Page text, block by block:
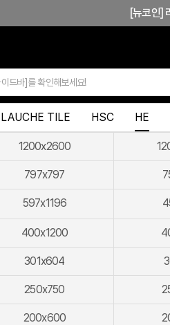
[뉴코인]
[뉴코인슬
[신상
[신
LAUCHE TILE HSC HE
1200x2600
797x797
597x1196
400x1200
301x604
250x750
200x600